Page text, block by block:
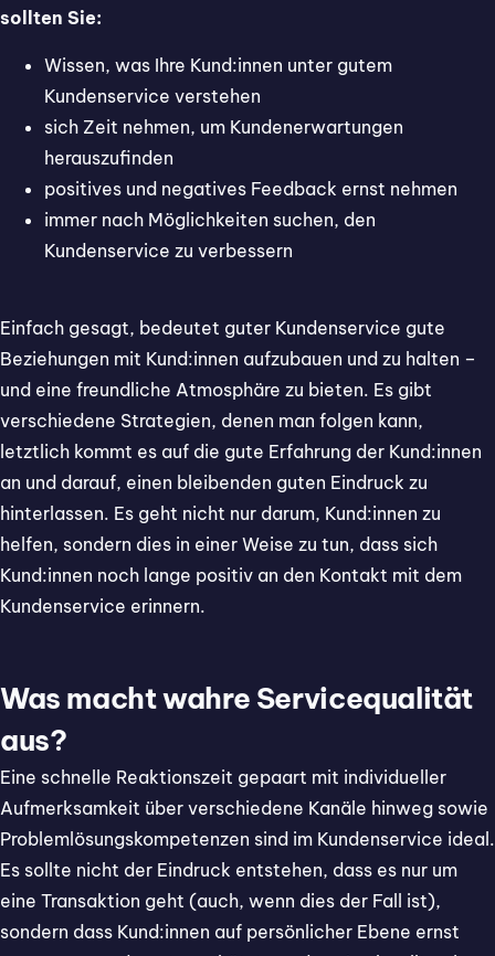
sollten Sie:
Wissen, was Ihre Kund:innen unter gutem
Kundenservice verstehen
sich Zeit nehmen, um Kundenerwartungen
herauszufinden
positives und negatives Feedback ernst nehmen
immer nach Möglichkeiten suchen, den
Kundenservice zu verbessern
Einfach gesagt, bedeutet guter Kundenservice gute
Beziehungen mit Kund:innen aufzubauen und zu halten –
und eine freundliche Atmosphäre zu bieten. Es gibt
verschiedene Strategien, denen man folgen kann,
letztlich kommt es auf die gute Erfahrung der Kund:innen
an und darauf, einen bleibenden guten Eindruck zu
hinterlassen. Es geht nicht nur darum, Kund:innen zu
helfen, sondern dies in einer Weise zu tun, dass sich
Kund:innen noch lange positiv an den Kontakt mit dem
Kundenservice erinnern.
Was macht wahre Servicequalität
aus?
Eine schnelle Reaktionszeit gepaart mit individueller
Aufmerksamkeit über verschiedene Kanäle hinweg sowie
Problemlösungskompetenzen sind im Kundenservice ideal.
Es sollte nicht der Eindruck entstehen, dass es nur um
eine Transaktion geht (auch, wenn dies der Fall ist),
sondern dass Kund:innen auf persönlicher Ebene ernst